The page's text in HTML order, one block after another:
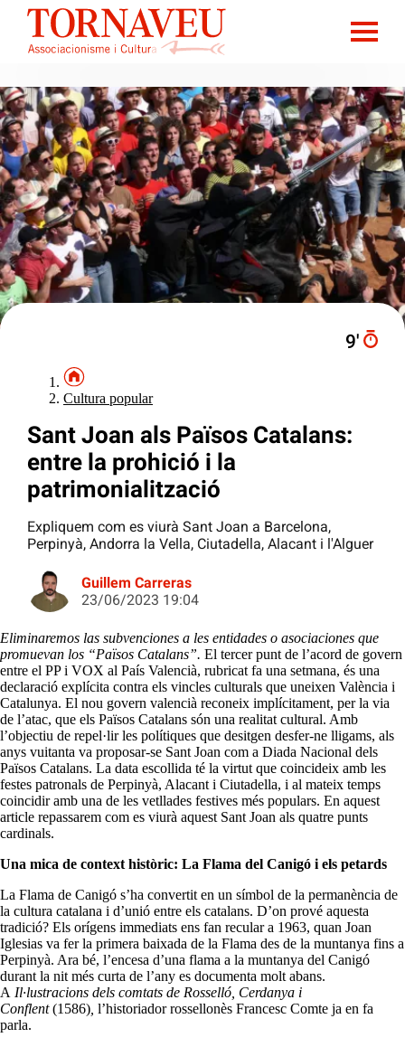
9′
Cultura popular
Sant Joan als Països Catalans:
entre la prohició i la
patrimonialització
Expliquem com es viurà Sant Joan a Barcelona,
Perpinyà, Andorra la Vella, Ciutadella, Alacant i l'Alguer
Guillem Carreras
23/06/2023 19:04
Eliminaremos las subvenciones a les entidades o asociaciones que
promuevan los “Països Catalans”. El tercer punt de l’acord de govern
entre el PP i VOX al País Valencià, rubricat fa una setmana, és una
declaració explícita contra els vincles culturals que uneixen València i
Catalunya. El nou govern valencià reconeix implícitament, per la via
de l’atac, que els Països Catalans són una realitat cultural. Amb
l’objectiu de repel·lir les polítiques que desitgen desfer-ne lligams, als
anys vuitanta va proposar-se Sant Joan com a Diada Nacional dels
Països Catalans. La data escollida té la virtut que coincideix amb les
festes patronals de Perpinyà, Alacant i Ciutadella, i al mateix temps
coincidir amb una de les vetllades festives més populars. En aquest
article repassarem com es viurà aquest Sant Joan als quatre punts
cardinals.
Una mica de context històric: La Flama del Canigó i els petards
La Flama de Canigó s’ha convertit en un símbol de la permanència de
la cultura catalana i d’unió entre els catalans. D’on prové aquesta
tradició? Els orígens immediats ens fan recular a 1963, quan Joan
Iglesias va fer la primera baixada de la Flama des de la muntanya fins a
Perpinyà. Ara bé, l’encesa d’una flama a la muntanya del Canigó
durant la nit més curta de l’any es documenta molt abans.
A Il·lustracions dels comtats de Rosselló, Cerdanya i
Conflent(1586), l’historiador rossellonès Francesc Comte ja en fa
parla.